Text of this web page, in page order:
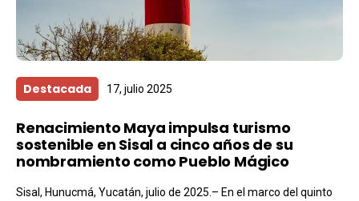
Destacada 17, julio 2025
Renacimiento Maya impulsa turismo
sostenible en Sisal a cinco años de su
nombramiento como Pueblo Mágico
Sisal, Hunucmá, Yucatán, julio de 2025.– En el marco del quinto